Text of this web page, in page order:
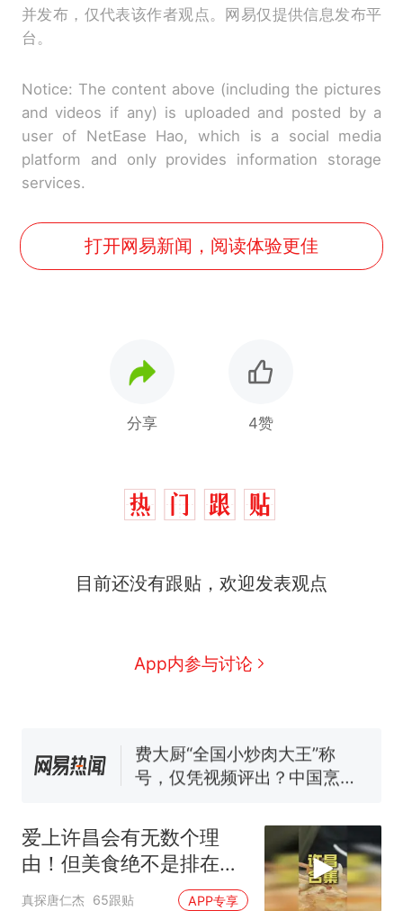
并发布，仅代表该作者观点。网易仅提供信息发布平
台。
Notice: The content above (including the pictures
and videos if any) is uploaded and posted by a
user of NetEase Hao, which is a social media
platform and only provides information storage
services.
打开网易新闻，阅读体验更佳
分享 4赞
目前还没有跟贴，欢迎发表观点
App内参与讨论
人生
新 制裁瓜子饺子，美国怕什
么？
协会回应
男子上山采菌偶然发现鸡枞菌
窝，原地守1天等它长大：挖了
回大海 目击者直呼震惊 （视频
来源：参考消息）
笔试第一被第二名传话劝弃考
官方通报
那个在床头放菜刀的女孩，
爱上许昌会有无数个理
由！但美食绝不是排在第
一！还有
真探唐仁杰 65跟贴 APP专享